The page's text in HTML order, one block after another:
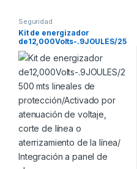
Seguridad
Kit de energizador
de12,000Volts-.9JOULES/25
00 mts lineales de
protección.